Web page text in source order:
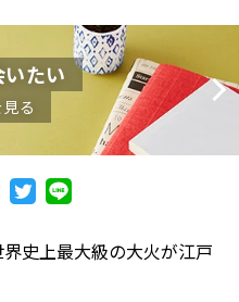
たい
る
史上最大級の大火が江戸